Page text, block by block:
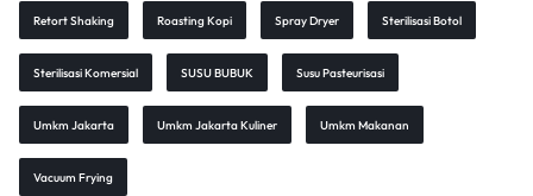
Retort Shaking Roasting Kopi Spray Dryer Sterilisasi Botol
Sterilisasi Komersial SUSU BUBUK Susu Pasteurisasi
Umkm Jakarta Umkm Jakarta Kuliner Umkm Makanan
Vacuum Frying